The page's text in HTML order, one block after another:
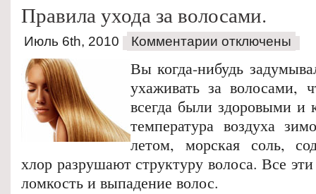
Правила ухода за волосами.
Июль 6th, 2010 Комментарии отключены
Вы когда-нибудь
ухаживать за волосами,
всегда были здоровыми и
температура воздуха
летом, морская соль,
хлор разрушают структуру волоса. Все
ломкость и выпадение волос.